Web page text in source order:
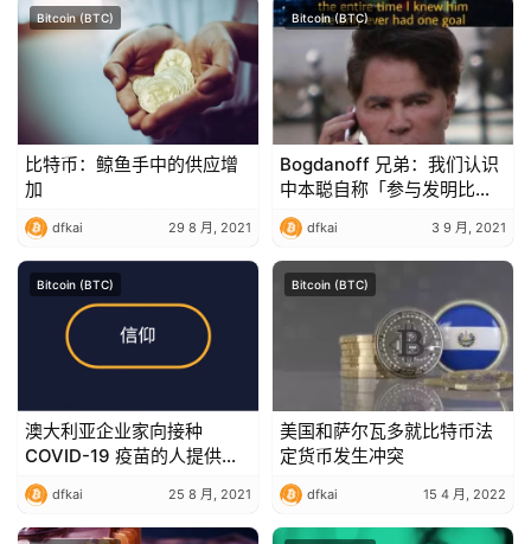
Bitcoin (BTC)
比特币：鲸鱼手中的供应增
加
dfkai 29 8 月, 2021
Bitcoin (BTC)
Bogdanoff 兄弟：我们认识
中本聪自称「参与发明比特
币」
dfkai 3 9 月, 2021
Bitcoin (BTC)
澳大利亚企业家向接种
COVID-19 疫苗的人提供
BTC
dfkai 25 8 月, 2021
Bitcoin (BTC)
美国和萨尔瓦多就比特币法
定货币发生冲突
dfkai 15 4 月, 2022